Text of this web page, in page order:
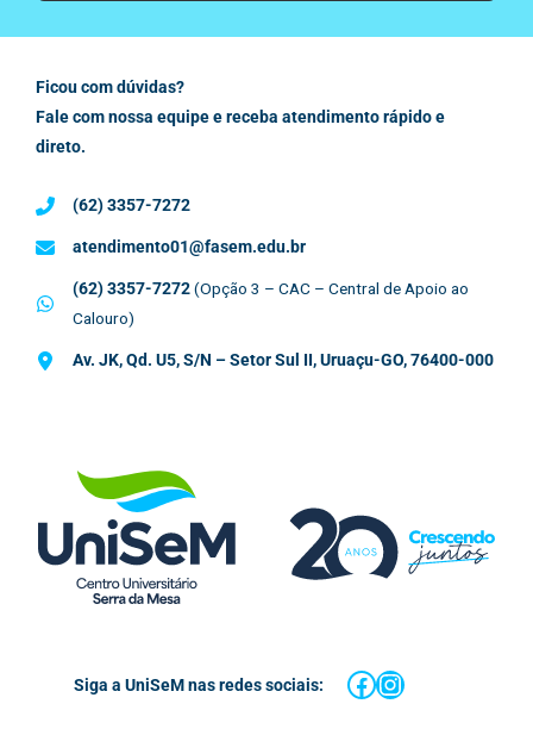
Ficou com dúvidas?
Fale com nossa equipe e receba atendimento rápido e
direto.
(62) 3357-7272
atendimento01@fasem.edu.br
(62) 3357-7272(Opção 3 – CAC – Central de Apoio ao
Calouro)
Av. JK, Qd. U5, S/N – Setor Sul II, Uruaçu-GO, 76400-000
Siga a UniSeM nas redes sociais: Facebook
Instagram